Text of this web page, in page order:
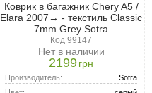
Коврик в багажник Chery A5 /
Elara 2007→ - текстиль Classic
7mm Grey Sotra
Код 99147
Нет в наличии
2199грн
Производитель:
Sotra